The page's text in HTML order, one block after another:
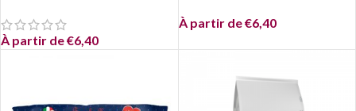
À partir de€6,40
À partir de€6,40